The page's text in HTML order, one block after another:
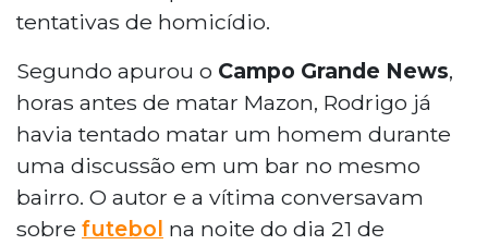
tentativas de homicídio.
Segundo apurou o Campo Grande News,
horas antes de matar Mazon, Rodrigo já
havia tentado matar um homem durante
uma discussão em um bar no mesmo
bairro. O autor e a vítima conversavam
sobre futebol na noite do dia 21 de